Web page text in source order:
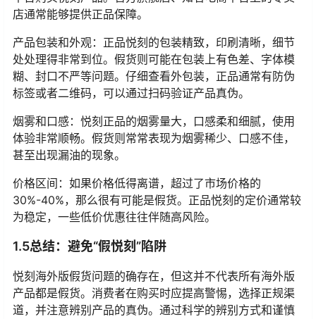
店通常能够提供正品保障。
产品包装和外观：正品悦刻的包装精致，印刷清晰，细节
处处理得非常到位。假货则可能在包装上有色差、字体模
糊、封口不严等问题。仔细查看外包装，正品通常有防伪
标签或者二维码，可以通过扫码验证产品真伪。
烟雾和口感：悦刻正品的烟雾量大，口感柔和细腻，使用
体验非常顺畅。假货则常常表现为烟雾稀少、口感不佳，
甚至出现漏油的现象。
价格区间：如果价格低得离谱，超过了市场价格的
30%-40%，那么很有可能是假货。正品悦刻的定价通常较
为稳定，一些低价优惠往往伴随高风险。
1.5总结：避免“假悦刻”陷阱
悦刻海外版假货问题的确存在，但这并不代表所有海外版
产品都是假货。消费者在购买时应提高警惕，选择正规渠
道，并注意辨别产品的真伪。通过科学的辨别方式和谨慎